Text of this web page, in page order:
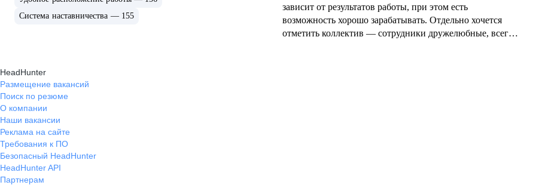
Система наставничества — 155
зависит от результатов работы, при этом есть
возможность хорошо зарабатывать. Отдельно хочется
отметить коллектив — сотрудники дружелюбные, всегда
HeadHunter
Размещение вакансий
Поиск по резюме
О компании
Наши вакансии
Реклама на сайте
Требования к ПО
Безопасный HeadHunter
HeadHunter API
Партнерам